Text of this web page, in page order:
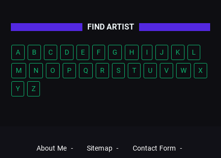
FIND ARTIST
A B C D E F G H I J K L
M N O P Q R S T U V W X
Y Z
About Me Sitemap Contact Form